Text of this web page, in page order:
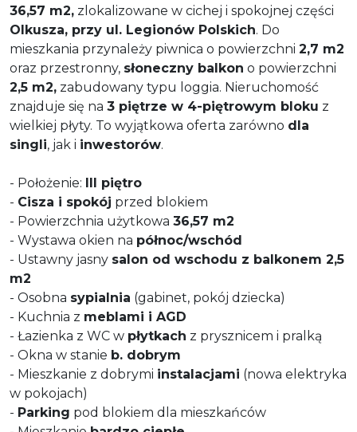
36,57 m2, zlokalizowane w cichej i spokojnej części
Olkusza, przy ul. Legionów Polskich. Do
mieszkania przynależy piwnica o powierzchni 2,7 m2
oraz przestronny, słoneczny balkon o powierzchni
2,5 m2, zabudowany typu loggia. Nieruchomość
znajduje się na 3 piętrze w 4-piętrowym bloku z
wielkiej płyty. To wyjątkowa oferta zarówno dla
singli, jak i inwestorów.
- Położenie: III piętro
- Cisza i spokój przed blokiem
- Powierzchnia użytkowa 36,57 m2
- Wystawa okien na północ/wschód
- Ustawny jasny salon od wschodu z balkonem 2,5
m2
- Osobna sypialnia (gabinet, pokój dziecka)
- Kuchnia z meblami i AGD
- Łazienka z WC w płytkach z prysznicem i pralką
- Okna w stanie b. dobrym
- Mieszkanie z dobrymi instalacjami (nowa elektryka
w pokojach)
- Parking pod blokiem dla mieszkańców